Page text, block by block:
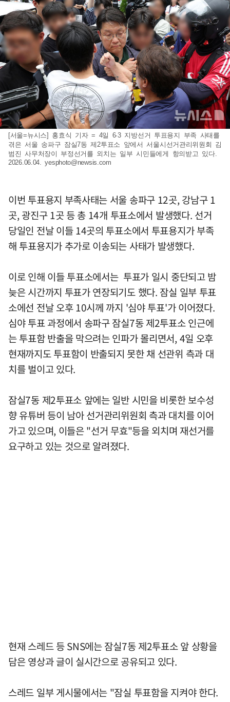
[서울=뉴시스] 홍효식 기자 = 4일 6·3 지방선거 투표용지 부족 사태를
겪은 서울 송파구 잠실7동 제2투표소 앞에서 서울시선거관리위원회 김
범진 사무처장이 부정선거를 외치는 일부 시민들에게 항의받고 있다.
2026.06.04.yesphoto@newsis.com
이번 투표용지 부족사태는 서울 송파구 12곳, 강남구 1
곳, 광진구 1곳 등 총 14개 투표소에서 발생했다. 선거
당일인 전날 이들 14곳의 투표소에서 투표용지가 부족
해 투표용지가 추가로 이송되는 사태가 발생했다.
이로 인해 이들 투표소에서는 투표가 일시 중단되고 밤
늦은 시간까지 투표가 연장되기도 했다. 잠실 일부 투표
소에선 전날 오후 10시께 까지 '심야 투표'가 이어졌다.
심야 투표 과정에서 송파구 잠실7동 제2투표소 인근에
는 투표함 반출을 막으려는 인파가 몰리면서, 4일 오후
현재까지도 투표함이 반출되지 못한 채 선관위 측과 대
치를 벌이고 있다.
잠실7동 제2투표소 앞에는 일반 시민을 비롯한 보수성
향 유튜버 등이 남아 선거관리위원회 측과 대치를 이어
가고 있으며, 이들은 "선거 무효"등을 외치며 재선거를
요구하고 있는 것으로 알려졌다.
현재 스레드 등 SNS에는 잠실7동 제2투표소 앞 상황을
담은 영상과 글이 실시간으로 공유되고 있다.
스레드 일부 게시물에서는 "잠실 투표함을 지켜야 한다.